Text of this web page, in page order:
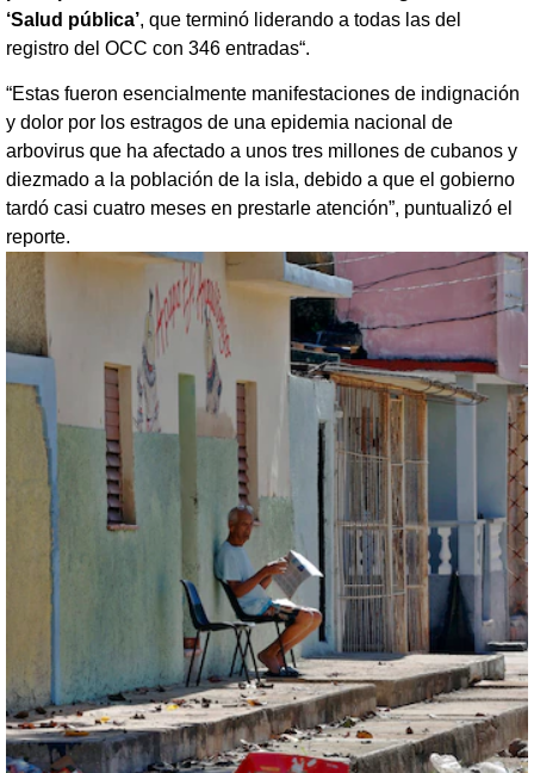
‘Salud pública’, que terminó liderando a todas las del
registro del OCC con 346 entradas“.
“Estas fueron esencialmente manifestaciones de indignación
y dolor por los estragos de una epidemia nacional de
arbovirus que ha afectado a unos tres millones de cubanos y
diezmado a la población de la isla, debido a que el gobierno
tardó casi cuatro meses en prestarle atención”, puntualizó el
reporte.